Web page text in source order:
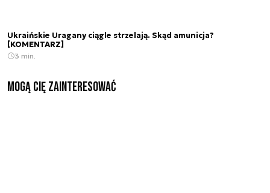
Ukraińskie Uragany ciągle strzelają. Skąd amunicja?
[KOMENTARZ]
3 min.
Mogą Cię zainteresować